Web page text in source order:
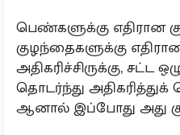
பெண்களுக்கு எதிரான
குழந்தைகளுக்கு
அதிகரிச்சிருக்கு, சட்ட
தொடர்ந்து
ஆனால் இப்போது அது